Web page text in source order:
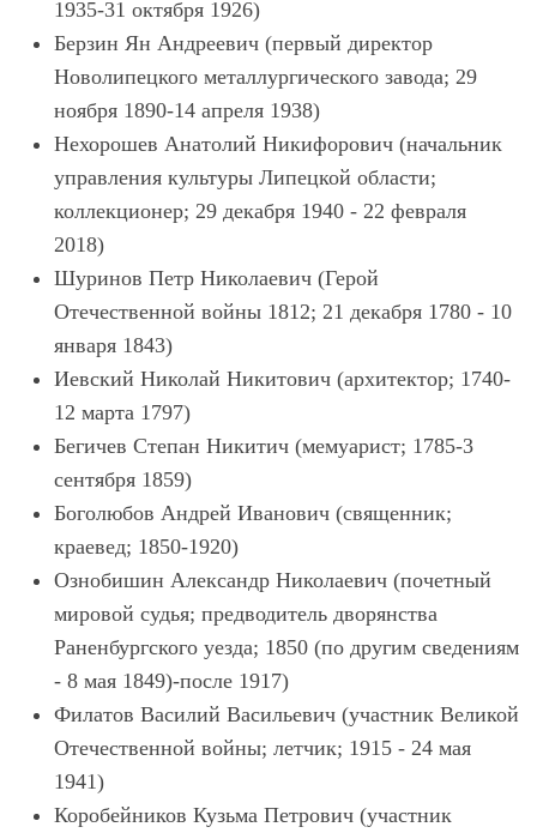
1935-31 октября 1926)
Берзин Ян Андреевич (первый директор
Новолипецкого металлургического завода; 29
ноября 1890-14 апреля 1938)
Нехорошев Анатолий Никифорович (начальник
управления культуры Липецкой области;
коллекционер; 29 декабря 1940 - 22 февраля
2018)
Шуринов Петр Николаевич (Герой
Отечественной войны 1812; 21 декабря 1780 - 10
января 1843)
Иевский Николай Никитович (архитектор; 1740-
12 марта 1797)
Бегичев Степан Никитич (мемуарист; 1785-3
сентября 1859)
Боголюбов Андрей Иванович (священник;
краевед; 1850-1920)
Ознобишин Александр Николаевич (почетный
мировой судья; предводитель дворянства
Раненбургского уезда; 1850 (по другим сведениям
- 8 мая 1849)-после 1917)
Филатов Василий Васильевич (участник Великой
Отечественной войны; летчик; 1915 - 24 мая
1941)
Коробейников Кузьма Петрович (участник